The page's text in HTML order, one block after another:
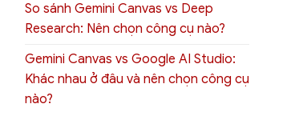
So sánh Gemini Canvas vs Deep
Research: Nên chọn công cụ nào?
Gemini Canvas vs Google AI Studio:
Khác nhau ở đâu và nên chọn công cụ
nào?